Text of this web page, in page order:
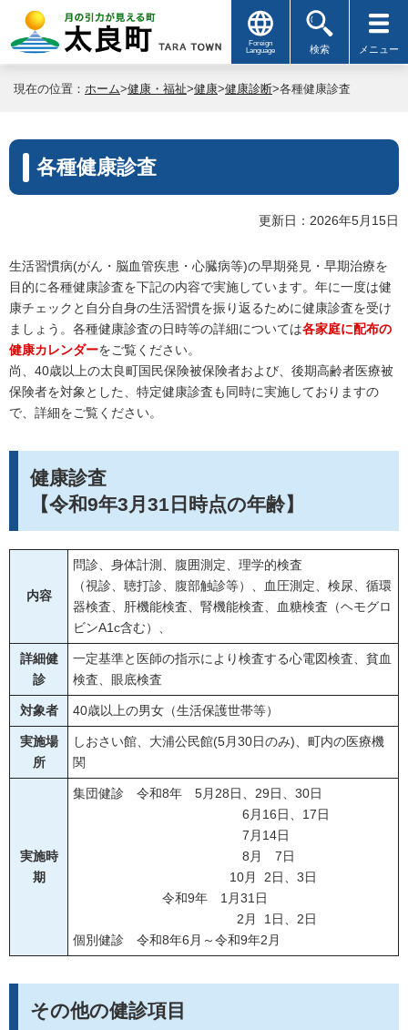
Foreign
Language
検索 メニュー
現在の位置： ホーム>健康・福祉>健康>健康診断>各種健康診査
各種健康診査
更新日：2026年5月15日
生活習慣病(がん・脳血管疾患・心臓病等)の早期発見・早期治療を
目的に各種健康診査を下記の内容で実施しています。年に一度は健
康チェックと自分自身の生活習慣を振り返るために健康診査を受け
ましょう。各種健康診査の日時等の詳細については各家庭に配布の
健康カレンダーをご覧ください。
尚、40歳以上の太良町国民保険被保険者および、後期高齢者医療被
保険者を対象とした、特定健康診査も同時に実施しておりますの
で、詳細をご覧ください。
健康診査
【令和9年3月31日時点の年齢】
内容
問診、身体計測、腹囲測定、理学的検査
（視診、聴打診、腹部触診等）、血圧測定、検尿、循環
器検査、肝機能検査、腎機能検査、血糖検査（ヘモグロ
ビンA1c含む）、
詳細健
診
一定基準と医師の指示により検査する心電図検査、貧血
検査、眼底検査
対象者 40歳以上の男女（生活保護世帯等）
実施場
所
しおさい館、大浦公民館(5月30日のみ)、町内の医療機
関
実施時
期
集団健診 令和8年 5月28日、29日、30日
6月16日、17日
7月14日
8月 7日
10月 2日、3日
令和9年 1月31日
2月 1日、2日
個別健診 令和8年6月～令和9年2月
その他の健診項目